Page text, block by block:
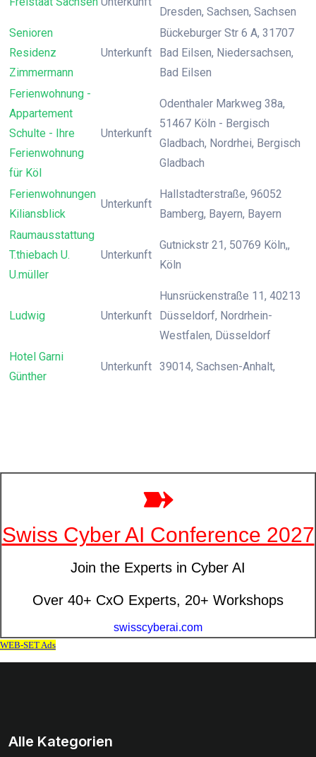
Dresden, Sachsen, Sachsen
Senioren
Residenz
Zimmermann
Unterkunft
Bückeburger Str 6 A, 31707
Bad Eilsen, Niedersachsen,
Bad Eilsen
Ferienwohnung -
Appartement
Schulte - Ihre
Ferienwohnung
für Köl
Unterkunft
Odenthaler Markweg 38a,
51467 Köln - Bergisch
Gladbach, Nordrhei, Bergisch
Gladbach
Ferienwohnungen
Kiliansblick
Unterkunft
Hallstadterstraße, 96052
Bamberg, Bayern, Bayern
Raumausstattung
T.thiebach U.
U.müller
Unterkunft
Gutnickstr 21, 50769 Köln,,
Köln
Ludwig Unterkunft
Hunsrückenstraße 11, 40213
Düsseldorf, Nordrhein-
Westfalen, Düsseldorf
Hotel Garni
Günther
Unterkunft 39014, Sachsen-Anhalt,
Alle Kategorien